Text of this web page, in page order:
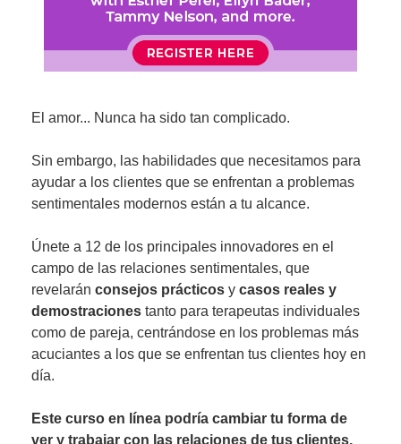
El amor... Nunca ha sido tan complicado.
Sin embargo, las habilidades que necesitamos para
ayudar a los clientes que se enfrentan a problemas
sentimentales modernos están a tu alcance.
Únete a 12 de los principales innovadores en el
campo de las relaciones sentimentales, que
revelarán consejos prácticos y casos reales y
demostraciones tanto para terapeutas individuales
como de pareja, centrándose en los problemas más
acuciantes a los que se enfrentan tus clientes hoy en
día.
Este curso en línea podría cambiar tu forma de
ver y trabajar con las relaciones de tus clientes.